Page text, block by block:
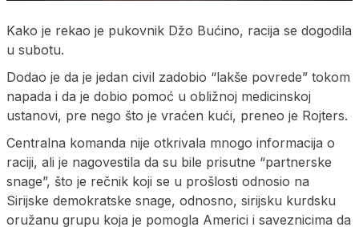
Kako je rekao je pukovnik Džo Bućino, racija se dogodila
u subotu.
Dodao je da je jedan civil zadobio “lakše povrede” tokom
napada i da je dobio pomoć u obližnoj medicinskoj
ustanovi, pre nego što je vraćen kući, preneo je Rojters.
Centralna komanda nije otkrivala mnogo informacija o
raciji, ali je nagovestila da su bile prisutne “partnerske
snage”, što je rečnik koji se u prošlosti odnosio na
Sirijske demokratske snage, odnosno, sirijsku kurdsku
oružanu grupu koja je pomogla Americi i saveznicima da